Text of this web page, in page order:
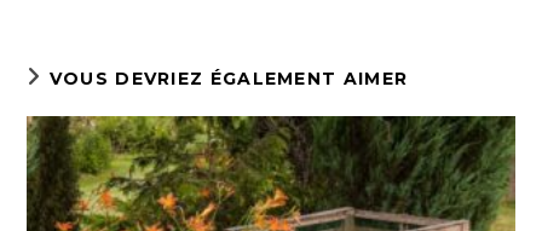
VOUS DEVRIEZ ÉGALEMENT AIMER